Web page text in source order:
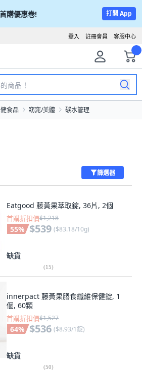
首購優惠卷! 打開 App
客服中心
註冊會員
登入
食品 窈窕/美體 碳水管理
篩選器
Eatgood 藤黃果萃取錠, 36片, 2個
首購折扣價$1,218
55% $539 ($83.18/10g)
缺貨
(15)
innerpact 藤黃果膳食纖維保健錠, 1
個, 60顆
首購折扣價$1,527
64% $536 ($8.93/1錠)
缺貨
(50)